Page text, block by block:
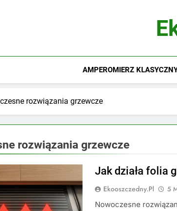
AMPEROMIERZ
rozwiązania grzewcze
rozwiązania grzewcze
Jak działa folia
Ekooszczedny.pl 5
Nowoczesne